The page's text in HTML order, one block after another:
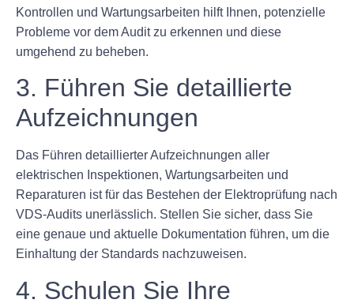
Kontrollen und Wartungsarbeiten hilft Ihnen, potenzielle
Probleme vor dem Audit zu erkennen und diese
umgehend zu beheben.
3. Führen Sie detaillierte
Aufzeichnungen
Das Führen detaillierter Aufzeichnungen aller
elektrischen Inspektionen, Wartungsarbeiten und
Reparaturen ist für das Bestehen der Elektroprüfung nach
VDS-Audits unerlässlich. Stellen Sie sicher, dass Sie
eine genaue und aktuelle Dokumentation führen, um die
Einhaltung der Standards nachzuweisen.
4. Schulen Sie Ihre